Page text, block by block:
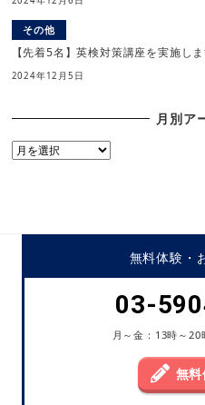
その他
【先着5名】英検対策講座を実施しま
2024年12月5日
月別ア
月
無料体験・
03-
月～金：13時～
無